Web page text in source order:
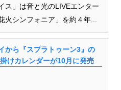
ス」は音と光のLIVEエンター
シンフォニア」を約４年...
から『スプラトゥーン3』の
けカレンダーが10月に発売